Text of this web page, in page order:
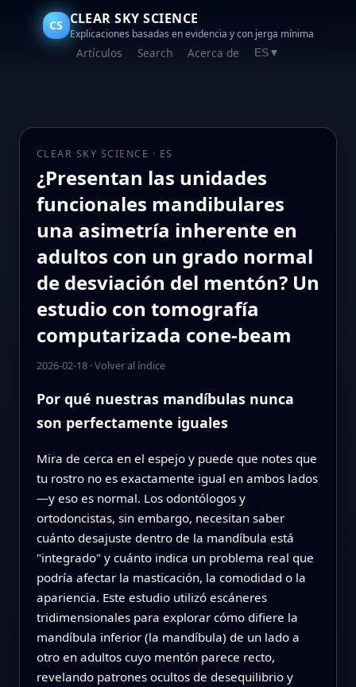
CS CLEAR SKY SCIENCE
Explicaciones basadas en evidencia y con jerga mínima
Artículos Search Acerca de ES ▼
CLEAR SKY SCIENCE · ES
¿Presentan las unidades
funcionales mandibulares
una asimetría inherente en
adultos con un grado normal
de desviación del mentón? Un
estudio con tomografía
computarizada cone‑beam
2026-02-18·Volver al índice
Por qué nuestras mandíbulas nunca
son perfectamente iguales
Mira de cerca en el espejo y puede que notes que
tu rostro no es exactamente igual en ambos lados
—y eso es normal. Los odontólogos y
ortodoncistas, sin embargo, necesitan saber
cuánto desajuste dentro de la mandíbula está
"integrado" y cuánto indica un problema real que
podría afectar la masticación, la comodidad o la
apariencia. Este estudio utilizó escáneres
tridimensionales para explorar cómo difiere la
mandíbula inferior (la mandíbula) de un lado a
otro en adultos cuyo mentón parece recto,
revelando patrones ocultos de desequilibrio y